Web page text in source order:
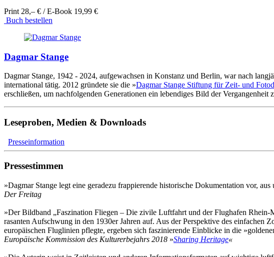
Print 28,– € / E-Book 19,99 €
Buch bestellen
Dagmar Stange
Dagmar Stange, 1942 - 2024, aufgewachsen in Konstanz und Berlin, war nach
international tätig. 2012 gründete sie die »Dagmar Stange Stiftung für Zeit- und
erschließen, um nachfolgenden Generationen ein lebendiges Bild der Vergangenheit
Leseproben, Medien & Downloads
Presseinformation
Pressestimmen
»Dagmar Stange legt eine geradezu frappierende historische Dokumentation vor,
Der Freitag
»Der Bildband „Faszination Fliegen – Die zivile Luftfahrt und der Flughafen
rasanten Aufschwung in den 1930er­ Jahren auf. Aus der Perspektive des einfachen
europäischen Fluglinien pflegte, ergeben sich faszinierende Einblicke in die
Europäische Kommission des Kulturerbejahrs 2018 »Sharing Heritage«